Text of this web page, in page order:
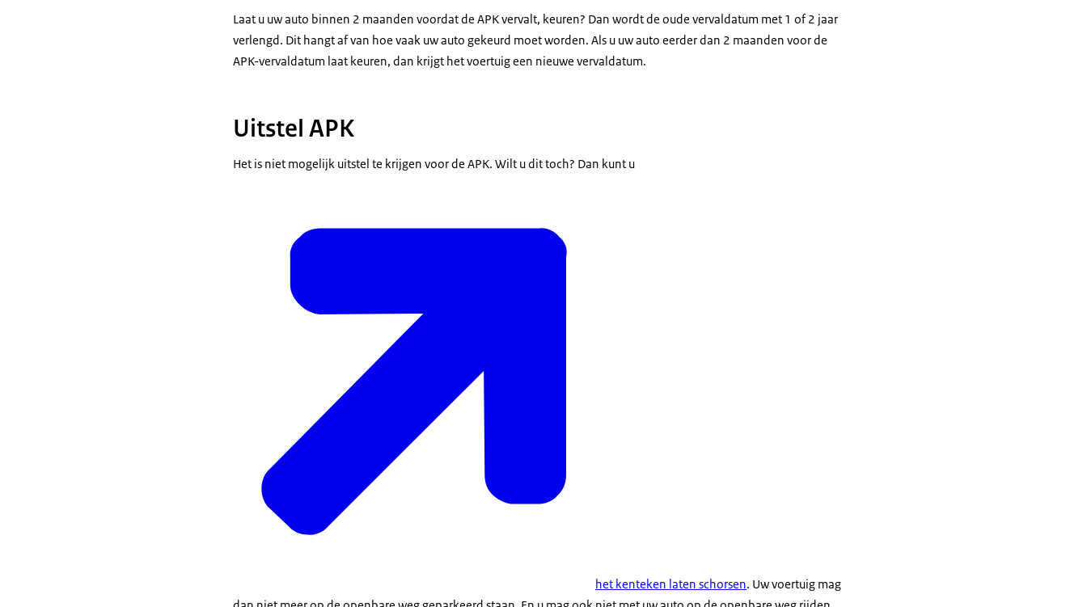
Laat u uw auto binnen 2 maanden voordat de APK vervalt, keuren? Dan wordt de oude vervaldatum met 1 of 2 jaar
verlengd. Dit hangt af van hoe vaak uw auto gekeurd moet worden. Als u uw auto eerder dan 2 maanden voor de
APK-vervaldatum laat keuren, dan krijgt het voertuig een nieuwe vervaldatum.
Uitstel APK
Het is niet mogelijk uitstel te krijgen voor de APK. Wilt u dit toch? Dan kunt u
het kenteken laten schorsen. Uw voertuig mag